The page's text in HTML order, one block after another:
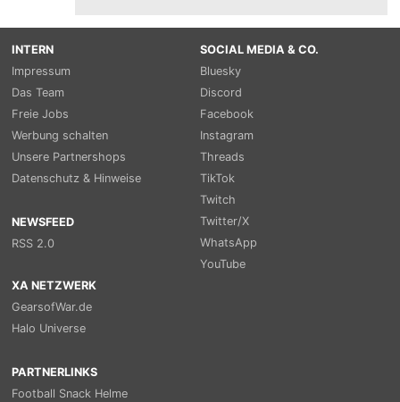
INTERN
Impressum
Das Team
Freie Jobs
Werbung schalten
Unsere Partnershops
Datenschutz & Hinweise
NEWSFEED
RSS 2.0
SOCIAL MEDIA & CO.
Bluesky
Discord
Facebook
Instagram
Threads
TikTok
Twitch
Twitter/X
WhatsApp
YouTube
XA NETZWERK
GearsofWar.de
Halo Universe
PARTNERLINKS
Football Snack Helme